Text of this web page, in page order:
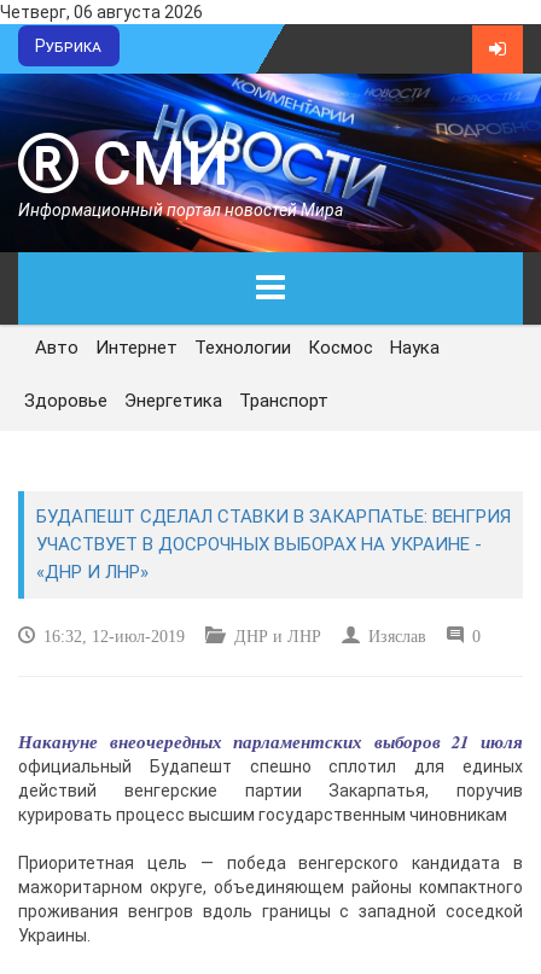
Четверг, 06 августа 2026
Рубрика
СМИ
Информационный портал новостей Мира
ГЛАВНАЯ
СЕГОДНЯ
ЭКОНОМИКА
ПРОИСШЕСТВИЯ
Авто Интернет Технологии Космос Наука
Здоровье Энергетика Транспорт
БУДАПЕШТ СДЕЛАЛ СТАВКИ В ЗАКАРПАТЬЕ: ВЕНГРИЯ
УЧАСТВУЕТ В ДОСРОЧНЫХ ВЫБОРАХ НА УКРАИНЕ -
«ДНР И ЛНР»
16:32, 12-июл-2019 ДНР и ЛНР Изяслав 0
Накануне внеочередных парламентских выборов 21 июля
официальный Будапешт спешно сплотил для единых
действий венгерские партии Закарпатья, поручив
курировать процесс высшим государственным чиновникам
Приоритетная цель — победа венгерского кандидата в
мажоритарном округе, объединяющем районы компактного
проживания венгров вдоль границы с западной соседкой
Украины.